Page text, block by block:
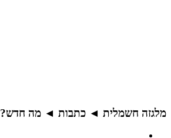
מלגזה חשמלית ◄ כתבות ◄ מה חדש?